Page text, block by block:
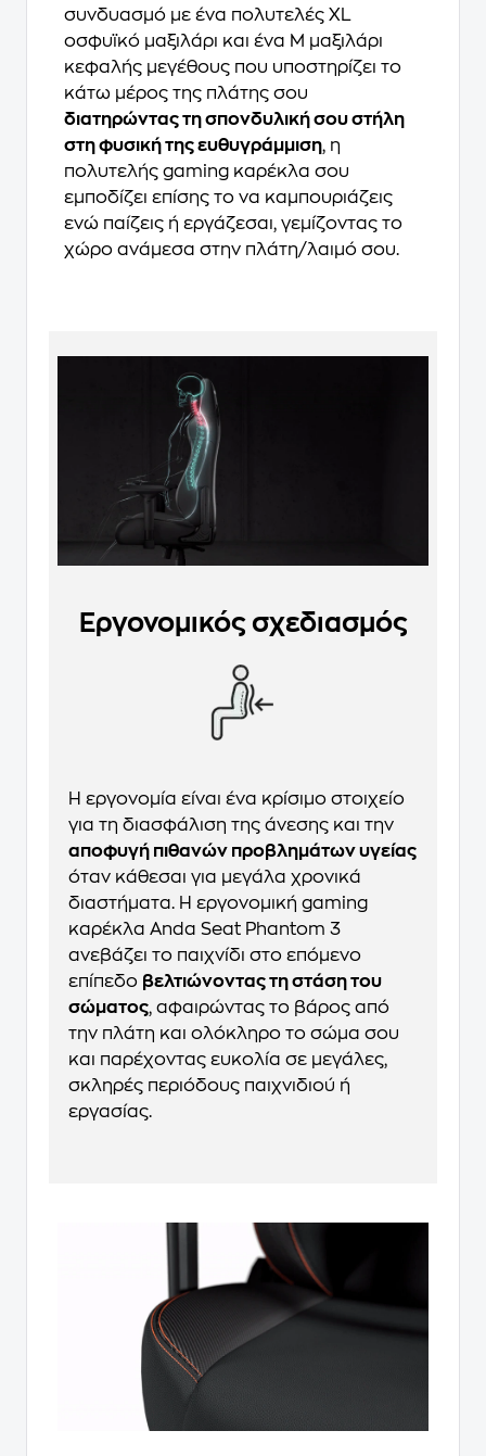
συνδυασμό με ένα πολυτελές XL
οσφυϊκό μαξιλάρι και ένα M μαξιλάρι
κεφαλής μεγέθους που υποστηρίζει το
κάτω μέρος της πλάτης σου
διατηρώντας τη σπονδυλική σου στήλη
στη φυσική της ευθυγράμμιση, η
πολυτελής gaming καρέκλα σου
εμποδίζει επίσης το να καμπουριάζεις
ενώ παίζεις ή εργάζεσαι, γεμίζοντας το
χώρο ανάμεσα στην πλάτη/λαιμό σου.
Εργονομικός σχεδιασμός
Η εργονομία είναι ένα κρίσιμο στοιχείο
για τη διασφάλιση της άνεσης και την
αποφυγή πιθανών προβλημάτων υγείας
όταν κάθεσαι για μεγάλα χρονικά
διαστήματα. Η εργονομική gaming
καρέκλα Anda Seat Phantom 3
ανεβάζει το παιχνίδι στο επόμενο
επίπεδο βελτιώνοντας τη στάση του
σώματος, αφαιρώντας το βάρος από
την πλάτη και ολόκληρο το σώμα σου
και παρέχοντας ευκολία σε μεγάλες,
σκληρές περιόδους παιχνιδιού ή
εργασίας.